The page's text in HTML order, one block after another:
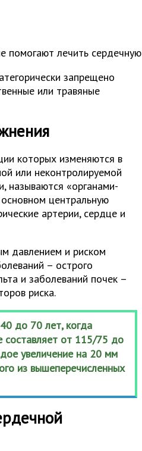
помогают лечить
запрещено
или травяные
которых изменяются в
или неконтролируемой
называются «органами-
центральную
артерии, сердце и
давлением и риском
– острого
и заболеваний почек –
риска.
до 70 лет, когда
составляет от 115/75 до
увеличение на 20 мм
из вышеперечисленных